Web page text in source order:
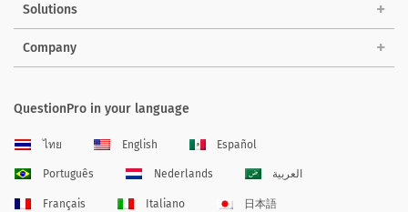
Solutions
Company
QuestionPro in your language
ไทย English Español
Português Nederlands العربية
Français Italiano 日本語